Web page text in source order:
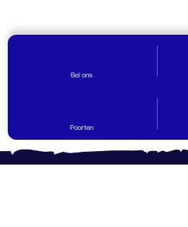
Bel ons
Poorten